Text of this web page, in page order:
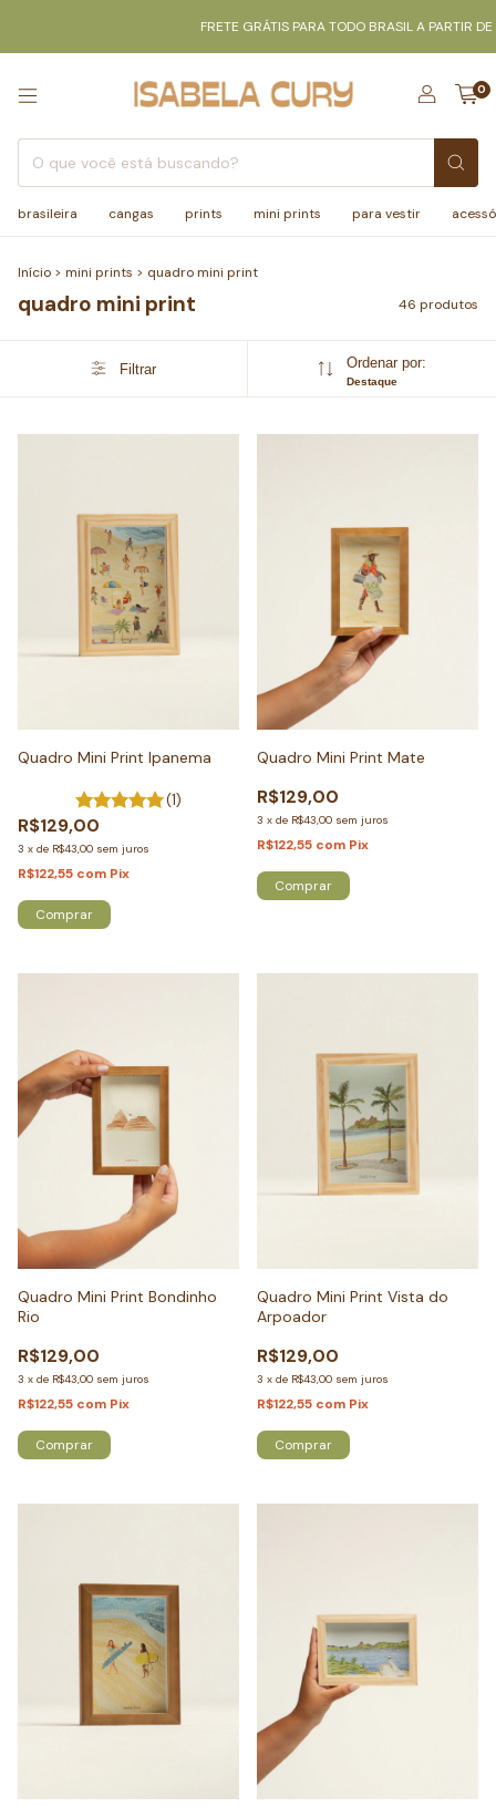
FRETE GRÁTIS PARA TODO BRASIL A PARTIR DE R$350
0
brasileira cangas prints mini prints para vestir
Início > mini prints > quadro mini print
quadro mini print 46 produtos
Filtrar Ordenar por:
Destaque
Quadro Mini Print Ipanema
(1)
R$129,00
3 x de R$43,00 sem juros
R$122,55 com Pix
Comprar
Quadro Mini Print Mate
R$129,00
3 x de R$43,00 sem juros
R$122,55 com Pix
Comprar
Quadro Mini Print Bondinho
Rio
R$129,00
3 x de R$43,00 sem juros
R$122,55 com Pix
Comprar
Quadro Mini Print Vista do
Arpoador
R$129,00
3 x de R$43,00 sem juros
R$122,55 com Pix
Comprar